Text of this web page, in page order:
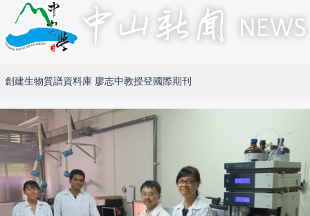
創建生物質譜資料庫 廖志中教授登國際期刊